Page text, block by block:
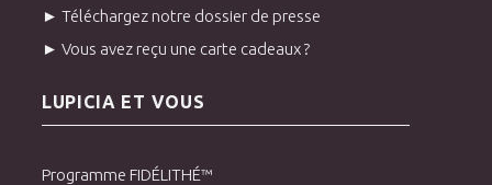
► Téléchargez notre dossier de presse
► Vous avez reçu une carte cadeaux ?
LUPICIA ET VOUS
Programme FIDÉLITHÉ™